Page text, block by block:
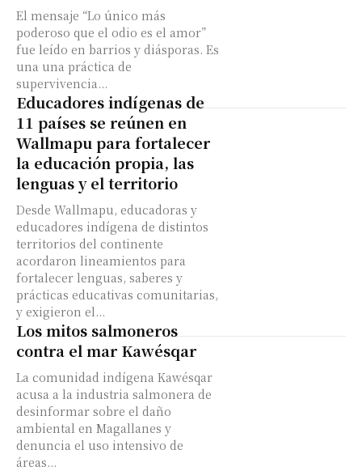
El mensaje “Lo único más
poderoso que el odio es el amor”
fue leído en barrios y diásporas. Es
una una práctica de
supervivencia...
Educadores indígenas de
11 países se reúnen en
Wallmapu para fortalecer
la educación propia, las
lenguas y el territorio
Desde Wallmapu, educadoras y
educadores indígena de distintos
territorios del continente
acordaron lineamientos para
fortalecer lenguas, saberes y
prácticas educativas comunitarias,
y exigieron el...
Los mitos salmoneros
contra el mar Kawésqar
La comunidad indígena Kawésqar
acusa a la industria salmonera de
desinformar sobre el daño
ambiental en Magallanes y
denuncia el uso intensivo de
áreas...